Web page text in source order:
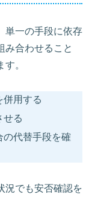
単一の手段に依存
み合わせること
す。
併用する
せる
の代替手段を確
況でも安否確認を